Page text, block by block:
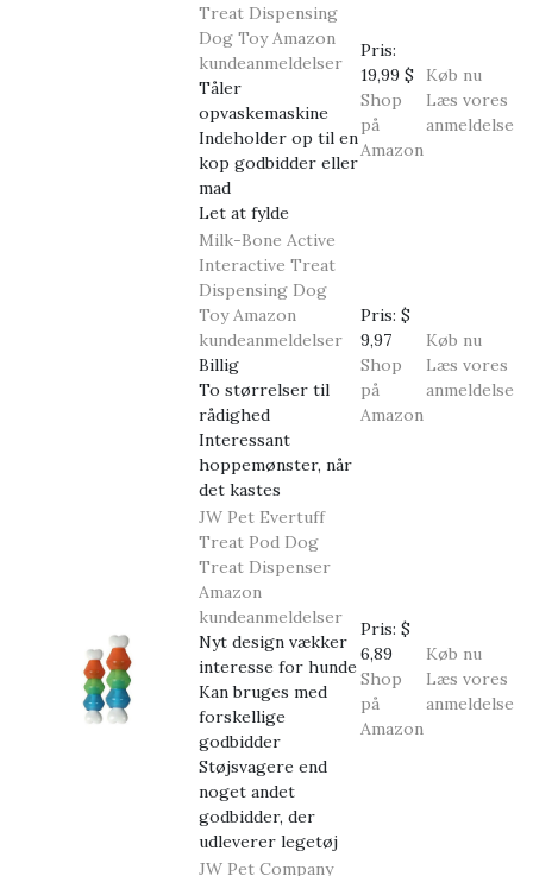
Treat Dispensing
Dog Toy Amazon
kundeanmeldelser
Tåler
opvaskemaskine
Indeholder op til en
kop godbidder eller
mad
Let at fylde
Pris:
19,99 $
Shop
på
Amazon
Køb nu
Læs vores
anmeldelse
Milk-Bone Active
Interactive Treat
Dispensing Dog
Toy Amazon
kundeanmeldelser
Billig
To størrelser til
rådighed
Interessant
hoppemønster, når
det kastes
Pris: $
9,97
Shop
på
Amazon
Køb nu
Læs vores
anmeldelse
JW Pet Evertuff
Treat Pod Dog
Treat Dispenser
Amazon
kundeanmeldelser
Nyt design vækker
interesse for hunde
Kan bruges med
forskellige
godbidder
Støjsvagere end
noget andet
godbidder, der
udleverer legetøj
Pris: $
6,89
Shop
på
Amazon
Køb nu
Læs vores
anmeldelse
JW Pet Company